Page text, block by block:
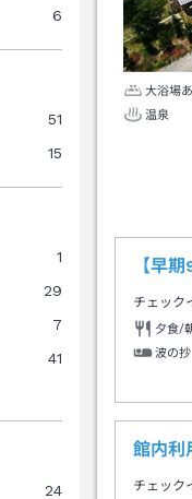
6
51
15
1
29
7
41
24
大浴場
温泉
【早
チェック
夕食/
波の
館内利
チェック